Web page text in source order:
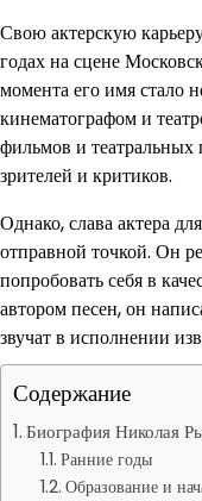
Свою актерскую
годах на сцене
момента его имя стало
кинематографом и
фильмов и театральных
зрителей и критиков.
Однако, слава актера для
отправной точкой. Он
попробовать себя в
автором песен, он
звучат в исполнении
Содержание
Биография Николая
Ранние годы
Образование и